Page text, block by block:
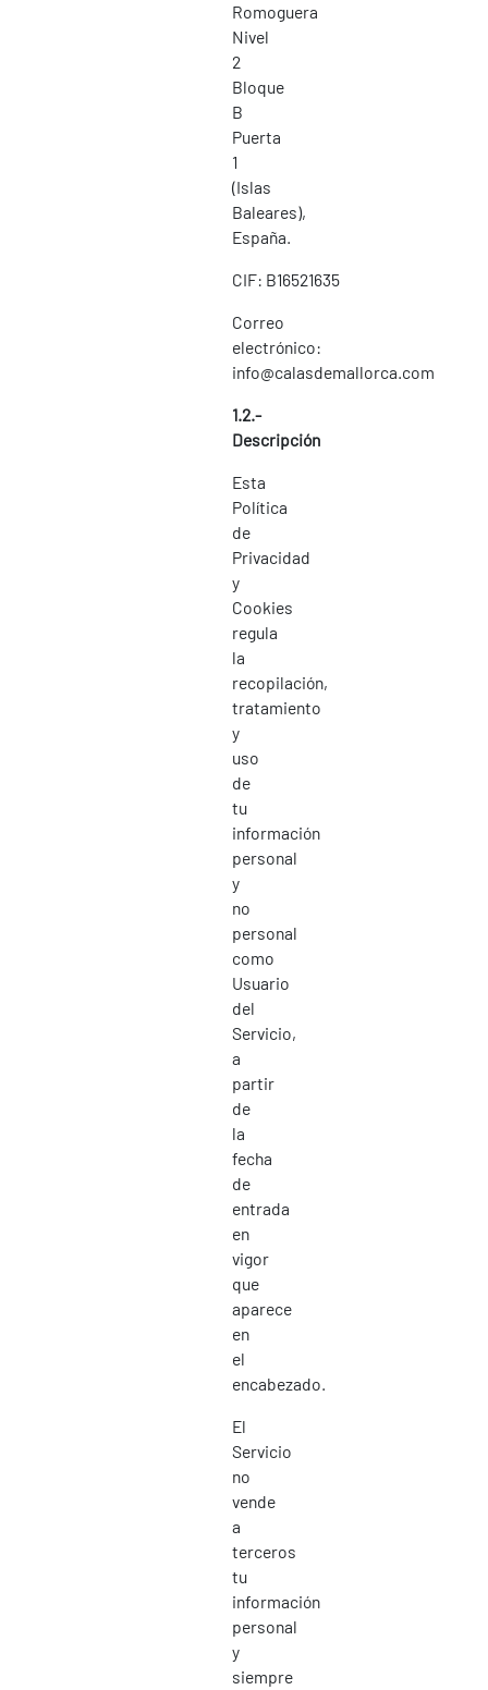
Romoguera
Nivel
2
Bloque
B
Puerta
1
(Islas
Baleares),
España.
CIF: B16521635
Correo
electrónico:
info@calasdemallorca.com
1.2.-
Descripción
Esta
Política
de
Privacidad
y
Cookies
regula
la
recopilación,
tratamiento
y
uso
de
tu
información
personal
y
no
personal
como
Usuario
del
Servicio,
a
partir
de
la
fecha
de
entrada
en
vigor
que
aparece
en
el
encabezado.
El
Servicio
no
vende
a
terceros
tu
información
personal
y
siempre